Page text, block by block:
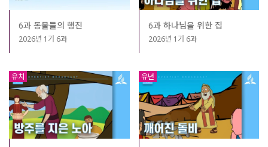
6과 동물들의 행진
2026년 1기 6과
6과 하나님을 위한 집
2026년 1기 6과
유치 유년